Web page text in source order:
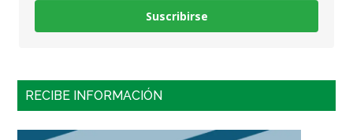
Suscribirse
RECIBE INFORMACIÓN